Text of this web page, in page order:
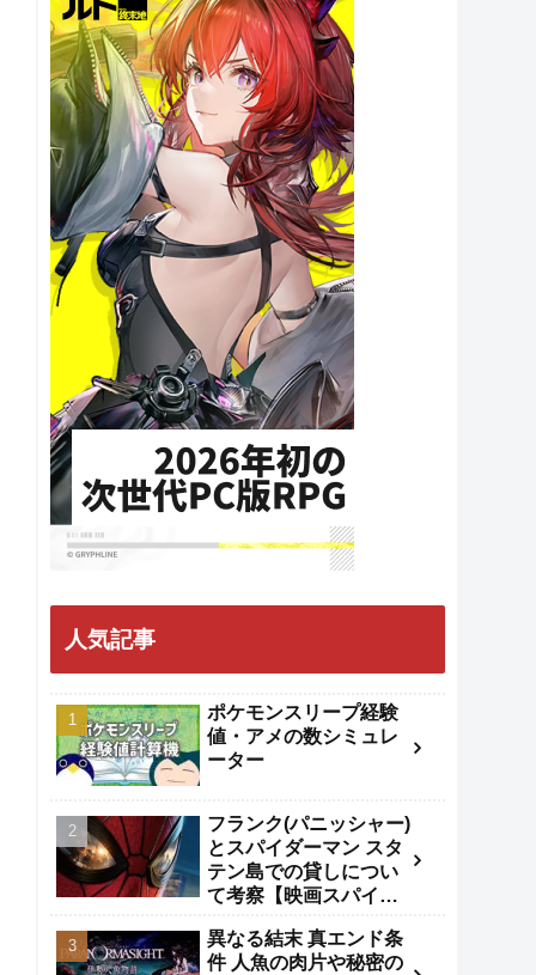
人気記事
ポケモンスリープ経験
値・アメの数シミュレ
ーター
フランク(パニッシャー)
とスパイダーマン スタ
テン島での貸しについ
て考察【映画スパイダ
異なる結末 真エンド条
件 人魚の肉片や秘密の